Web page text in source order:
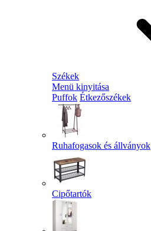
Székek
Menü kinyitása
Puffok Étkezőszékek
Ruhafogasok és állványok
Cipőtartók